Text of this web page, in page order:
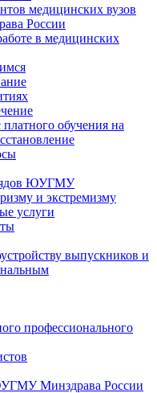
медицинских вузов
России
в медицинских
обучения на
ЮУГМУ
и экстремизму
услуги
выпускников и
профессионального
Минздрава России